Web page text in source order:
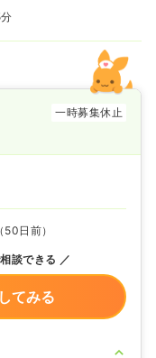
一時募集休止
日前）
談できる
てみる